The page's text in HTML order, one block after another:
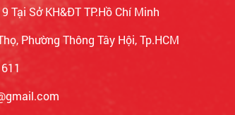
Tại Sở KH&ĐT TP.Hồ Chí Minh
Phường Thông Tây Hội, Tp.HCM